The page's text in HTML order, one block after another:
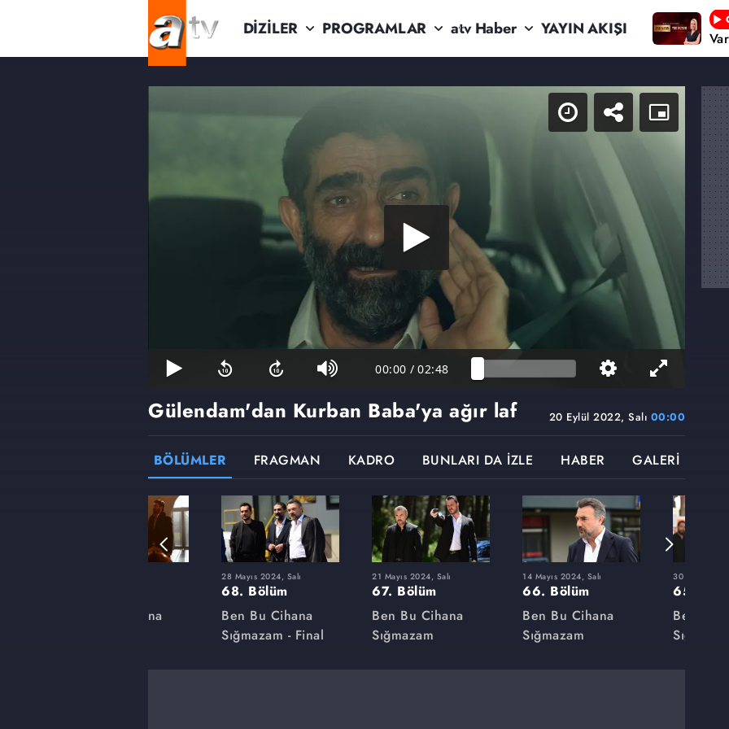
DİZİLER PROGRAMLAR atv Haber YAYIN AKIŞI
00:00 / 02:48
20 Eylül 2022, Salı 00:00
Gülendam'dan Kurban Baba'ya ağır laf
BÖLÜMLER FRAGMAN KADRO BUNLARI DA İZLE HABER GALERİ
Ben Bu Cihana
28 Mayıs 2024, Salı
68. Bölüm
Ben Bu Cihana
Sığmazam - Final
21 Mayıs 2024, Salı
67. Bölüm
Ben Bu Cihana
Sığmazam
14 Mayıs 2024, Salı
66. Bölüm
Ben Bu Cihana
Sığmazam
30 Nisan
65. Bölüm
Ben Bu
Sığmazam